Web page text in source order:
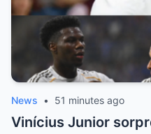
News • 51 minutes ago
Vinícius Junior